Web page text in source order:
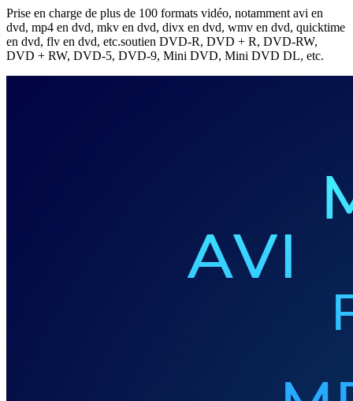
Prise en charge de plus de 100 formats vidéo, notamment avi en
dvd, mp4 en dvd, mkv en dvd, divx en dvd, wmv en dvd, quicktime
en dvd, flv en dvd, etc.soutien DVD-R, DVD + R, DVD-RW,
DVD + RW, DVD-5, DVD-9, Mini DVD, Mini DVD DL, etc.